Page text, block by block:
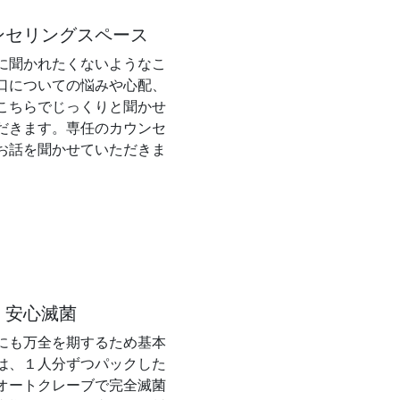
リングスペース
聞かれたくないようなこ
についての悩みや心配、
ちらでじっくりと聞かせ
きます。専任のカウンセ
話を聞かせていただきま
心滅菌
も万全を期するため基本
、１人分ずつパックした
ートクレーブで完全滅菌